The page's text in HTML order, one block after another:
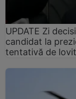
UPDATE Zi
candidat la
tentativă de